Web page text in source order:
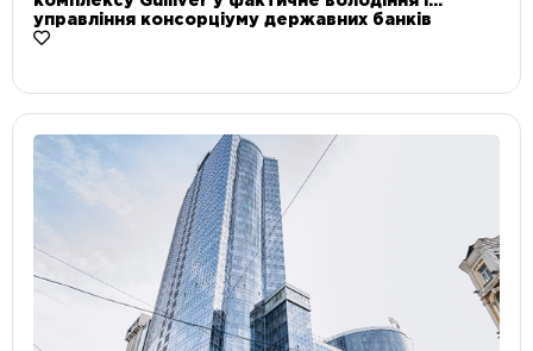
управління консорціуму державних банків